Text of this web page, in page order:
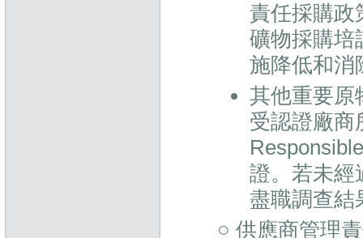
責任採購政
礦物採購培
施降低和消
其他重要原
受認證廠商
證。若未經
盡職調查結
○ 供應商管理